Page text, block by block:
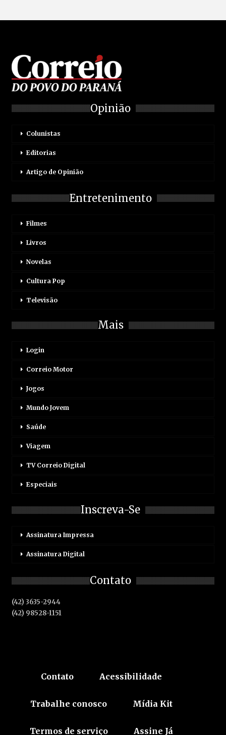
Opinião
Colunistas
Editorias
Artigo de Opinião
Entretenimento
Filmes
Livros
Novelas
Cultura Pop
Televisão
Mais
Login
Correio Motor
Jogos
Mundo Jovem
Saúde
Viagem
TV Correio Digital
Especiais
Inscreva-Se
Assinatura Impressa
Assinatura Digital
Contato
(42) 3635-2944
(42) 98528-1151
Contato Acessibilidade
Trabalhe conosco Mídia Kit
Termos de serviço Assine Já